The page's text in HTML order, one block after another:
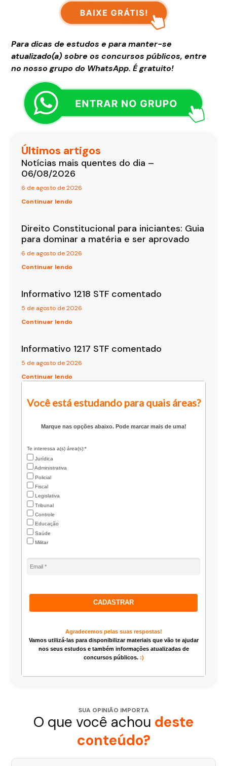
Para dicas de estudos e para manter-se
atualizado(a) sobre os concursos públicos, entre
no nosso grupo do WhatsApp. É gratuito!
Últimos artigos
Notícias mais quentes do dia –
06/08/2026
6 de agosto de 2026
Continuar lendo
Direito Constitucional para iniciantes: Guia
para dominar a matéria e ser aprovado
6 de agosto de 2026
Continuar lendo
Informativo 1218 STF comentado
5 de agosto de 2026
Continuar lendo
Informativo 1217 STF comentado
5 de agosto de 2026
Continuar lendo
Você está estudando para quais áreas?
Marque nas opções abaixo. Pode marcar mais de uma!
Te interessa a(s) área(s):*
Jurídica
Administrativa
Policial
Fiscal
Legislativa
Tribunal
Controle
Educação
Saúde
Militar
CADASTRAR
Agradecemos pelas suas respostas!
Vamos utilizá-las para disponibilizar materiais que vão te ajudar
nos seus estudos e também informações atualizadas de
concursos públicos. :)
SUA OPINIÃO IMPORTA
O que você achou deste
conteúdo?